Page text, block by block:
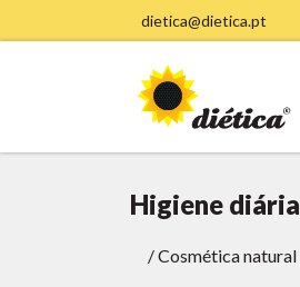
dietica@dietica.pt
Higiene diária
/Cosmética natural